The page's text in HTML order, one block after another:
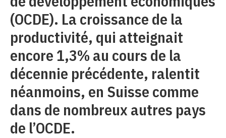
(OCDE). La croissance de la
productivité, qui atteignait
encore 1,3% au cours de la
décennie précédente, ralentit
néanmoins, en Suisse comme
dans de nombreux autres pays
de l’OCDE.